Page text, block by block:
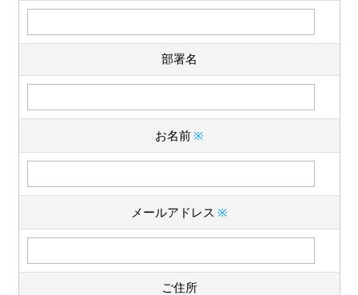
部署名
お名前 ※
メールアドレス ※
ご住所